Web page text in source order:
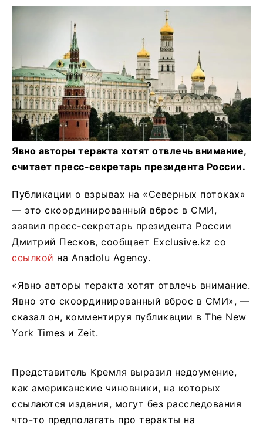
Явно авторы теракта хотят отвлечь внимание,
считает пресс-секретарь президента России.
Публикации о взрывах на «Северных потоках»
— это скоординированный вброс в СМИ,
заявил пресс-секретарь президента России
Дмитрий Песков, сообщает Exclusive.kz со
ссылкой на Anadolu Agency.
«Явно авторы теракта хотят отвлечь внимание.
Явно это скоординированный вброс в СМИ», —
сказал он, комментируя публикации в The New
York Times и Zeit.
Представитель Кремля выразил недоумение,
как американские чиновники, на которых
ссылаются издания, могут без расследования
что-то предполагать про теракты на